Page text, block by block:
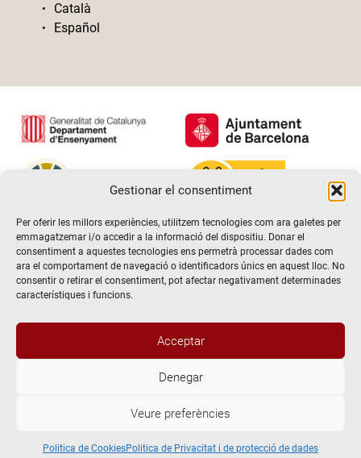
Gestionar el consentiment
Per oferir les millors experiències, utilitzem tecnologies com ara galetes per
emmagatzemar i/o accedir a la informació del dispositiu. Donar el
consentiment a aquestes tecnologies ens permetrà processar dades com
ara el comportament de navegació o identificadors únics en aquest lloc. No
consentir o retirar el consentiment, pot afectar negativament determinades
característiques i funcions.
Acceptar
Denegar
Veure preferències
Politica de CookiesPolitica de Privacitat i de protecció de dades
Català
Español
@2026 Escola de teatre El Timbal. Tots els drets reservats
Avís Legal
Politica de Cookies